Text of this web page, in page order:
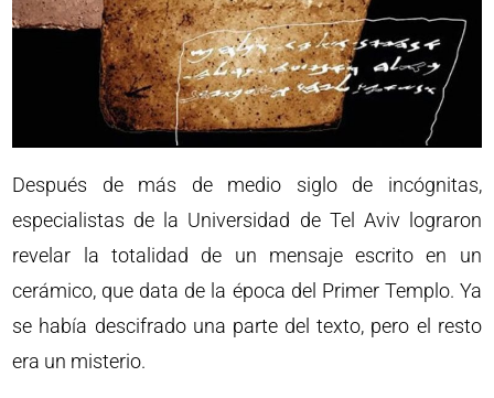
Después de más de medio siglo de incógnitas,
especialistas de la Universidad de Tel Aviv lograron
revelar la totalidad de un mensaje escrito en un
cerámico, que data de la época del Primer Templo. Ya
se había descifrado una parte del texto, pero el resto
era un misterio.